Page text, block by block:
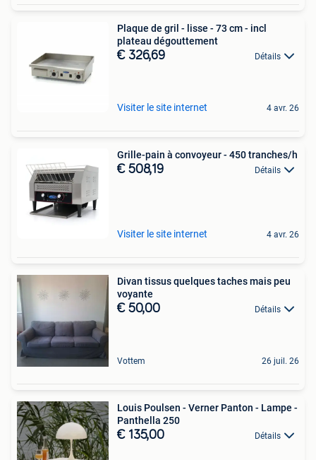
Plaque de gril - lisse - 73 cm - incl
plateau dégouttement
€ 326,69 Détails
Visiter le site internet 4 avr. 26
Grille-pain à convoyeur - 450 tranches/h
€ 508,19 Détails
Visiter le site internet 4 avr. 26
Divan tissus quelques taches mais peu
voyante
€ 50,00 Détails
Vottem 26 juil. 26
Louis Poulsen - Verner Panton - Lampe -
Panthella 250
€ 135,00 Détails